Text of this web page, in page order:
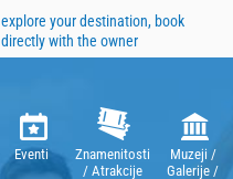
explore your destination, book
directly with the owner
Eventi
Znamenitosti
/ Atrakcije
Muzeji /
Galerije /